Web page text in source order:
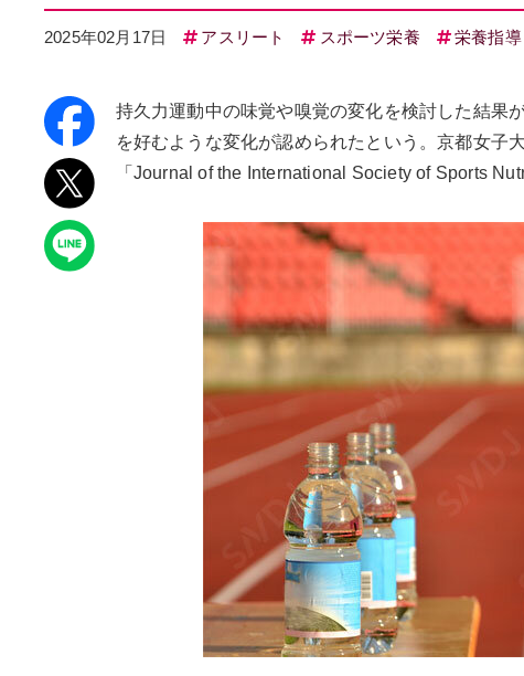
2025年02月17日 アスリート スポーツ栄養 栄養指導
持久力運動中の味覚や嗅覚の変化を検討した結果
を好むような変化が認められたという。京都女子
「Journal of the International Society of Sports